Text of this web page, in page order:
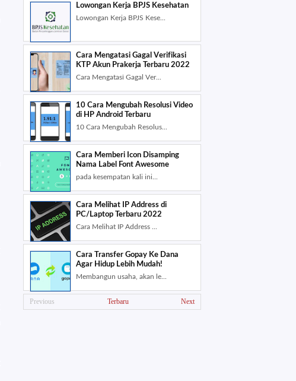
Lowongan Kerja BPJS Kesehatan
Lowongan Kerja BPJS Kese...
Cara Mengatаѕі Gаgаl Vеrіfіkаѕі
KTP Akun Prakerja Terbaru 2022
Cara Mengatаѕі Gаgаl Vеr...
10 Cara Mengubah Resolusi Video
di HP Android Terbaru
10 Cara Mengubah Resolus...
Cara Memberi Icon Disamping
Nama Label Font Awesome
pada kеѕеmраtаn kali ini...
Cara Melihat IP Address di
PC/Laptop Terbaru 2022
Cara Melihat IP Address ...
Cara Transfer Gopay Ke Dana
Agar Hidup Lebih Mudah!
Membangun usaha, akan le...
Previous Next
Terbaru